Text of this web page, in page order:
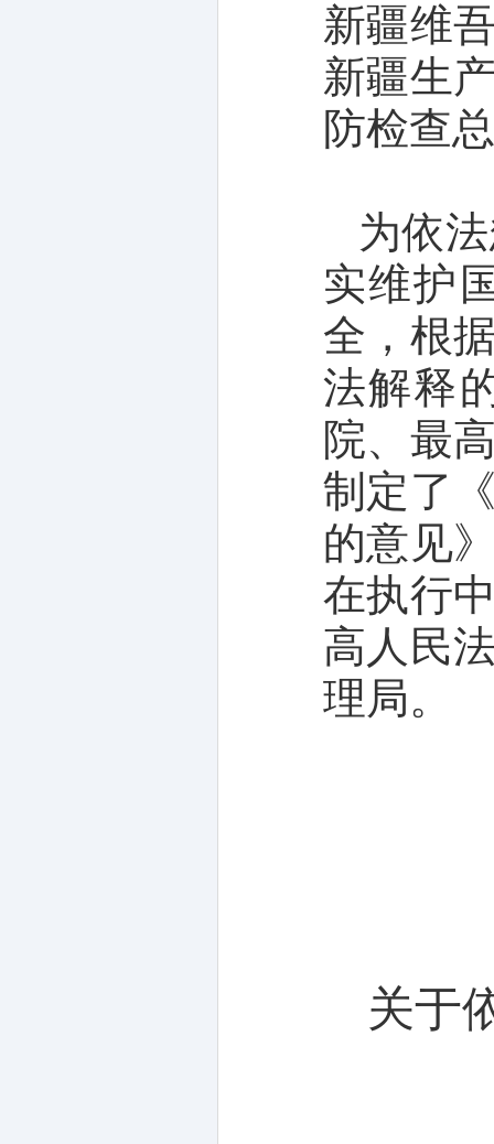
新疆维
新疆生
防检查
为依
实维护
全，根
法解释
院、最
制定了
的意见
在执行
高人民
理局。
关于